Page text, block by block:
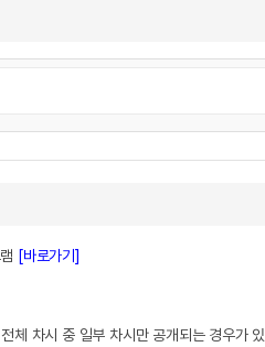
[바로가기]
체 차시 중 일부 차시만 공개되는 경우가